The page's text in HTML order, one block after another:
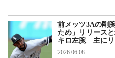
前メッツ3Aの剛
ため」リリース
キロ左腕 主にリ
2026.06.08